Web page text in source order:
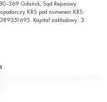
369 Gdańsk, Sąd Rejonowy
KRS pod numerem KRS:
Kapitał zakładowy: 3